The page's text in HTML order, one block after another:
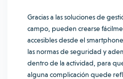
Gracias a las soluciones de
campo, pueden crearse
accesibles desde el
las normas de seguridad y
dentro de la actividad, para
alguna complicación quede